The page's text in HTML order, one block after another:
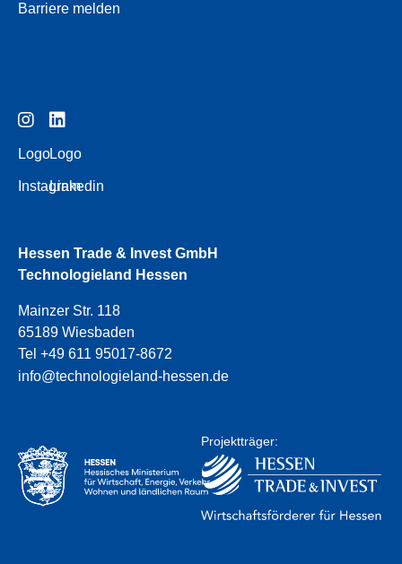
Barriere melden
Logo
Instagram
Logo
Linkedin
Hessen Trade & Invest GmbH
Technologieland Hessen
Mainzer Str. 118
65189 Wiesbaden
Tel +49 611 95017-8672
info@technologieland-hessen.de
Projektträger: